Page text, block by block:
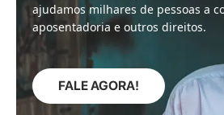
ajudamos milhares de pessoas a
aposentadoria e outros direitos.
FALE AGORA!